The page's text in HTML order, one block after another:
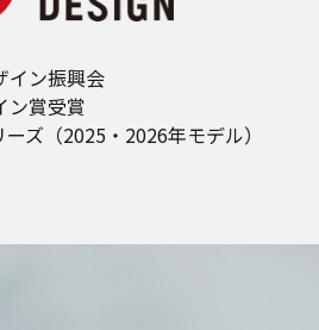
イン振興会
ン賞受賞
ズ（2025・2026年モデル）